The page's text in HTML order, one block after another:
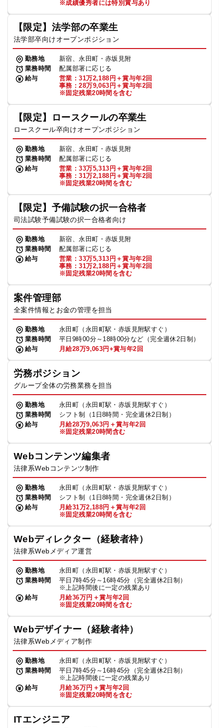
※成績優秀者には特別賞与あり
【限定】法学部の卒業生
法学部卒向けオープンポジション
勤務地
新宿、永田町・赤坂見附
業務時間
配属部署に応じる
給与
営業：31万2,188円＋賞与年2回
事務：28万9,063円＋賞与年2回
※固定残業20時間を含む
【限定】ロースクールの卒業生
ロースクール卒向けオープンポジション
勤務地
新宿、永田町・赤坂見附
業務時間
配属部署に応じる
給与
営業：33万5,313円＋賞与年2回
事務：31万2,188円＋賞与年2回
※固定残業20時間を含む
【限定】予備試験の択一合格者
司法試験予備試験の択一合格者向け
勤務地
新宿、永田町・赤坂見附
業務時間
配属部署に応じる
給与
営業：33万5,313円＋賞与年2回
事務：31万2,188円＋賞与年2回
※固定残業20時間を含む
案件管理部
全案件情報とお金の管理を担当
勤務地
永田町（永田町駅・赤坂見附駅すぐ）
業務時間
平日9時00分～18時00分など（完全週休2日制）
給与
月給28万9,063円+賞与年2回
労務ポジション
グループ全体の労務業務を担当
勤務地
永田町（永田町駅・赤坂見附駅すぐ）
業務時間
シフト制（1日8時間・完全週休2日制）
給与
月給28万9,063円＋賞与年2回
※固定残業20時間含む
Webコンテンツ編集者
法律系Webコンテンツ制作
勤務地
永田町（永田町駅・赤坂見附駅すぐ）
業務時間
シフト制（1日8時間・完全週休2日制）
給与
月給31万2,188円＋賞与年2回
※固定残業20時間を含む
Webディレクター（経験者枠）
法律系Webメディア運営
勤務地
永田町（永田町駅・赤坂見附駅すぐ）
業務時間
平日7時45分～16時45分（完全週休2日制）
※上記時間後に一定の残業あり
給与
月給36万円＋賞与年2回
※固定残業20時間を含む
Webデザイナー（経験者枠）
法律系Webメディア制作
勤務地
永田町（永田町駅・赤坂見附駅すぐ）
業務時間
平日7時45分～16時45分（完全週休2日制）
※上記時間後に一定の残業あり
給与
月給36万円＋賞与年2回
※固定残業20時間を含む
ITエンジニア